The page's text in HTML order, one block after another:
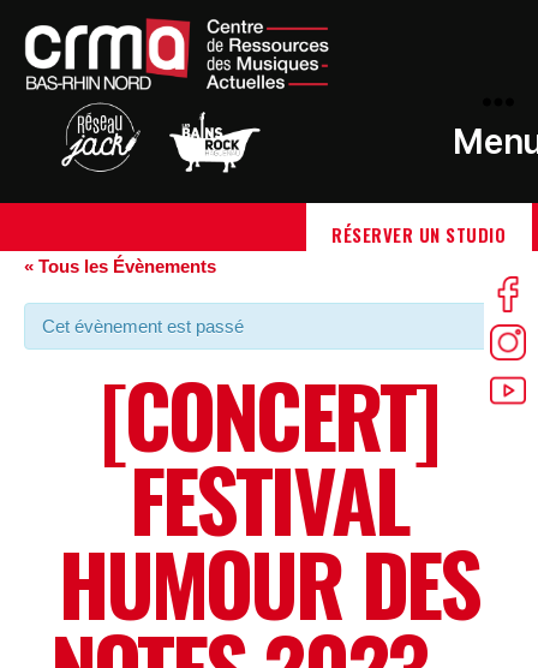
RÉSERVER UN STUDIO
« Tous les Évènements
Cet évènement est passé
[CONCERT]
FESTIVAL
HUMOUR DES